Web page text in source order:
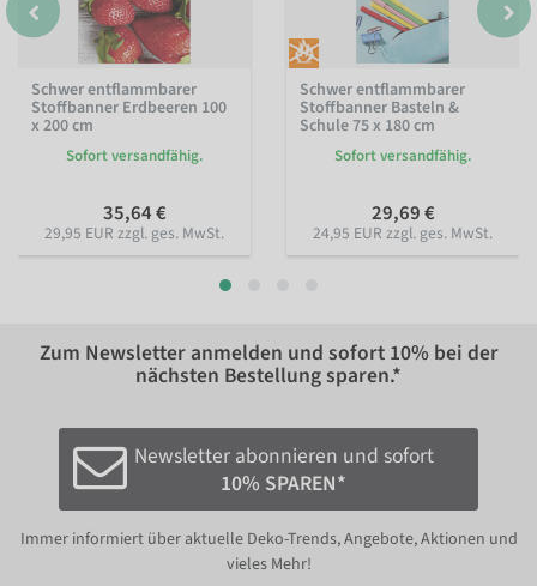
Schwer entflammbarer
Stoffbanner Erdbeeren 100
x 200 cm
Sofort versandfähig.
35,64 €
29,95 EUR zzgl. ges. MwSt.
Schwer entflammbarer
Stoffbanner Basteln &
Schule 75 x 180 cm
Sofort versandfähig.
29,69 €
24,95 EUR zzgl. ges. MwSt.
Zum Newsletter anmelden und sofort 10% bei der
nächsten Bestellung sparen.*
Newsletter abonnieren und sofort
10% SPAREN*
Immer informiert über aktuelle Deko-Trends, Angebote, Aktionen und
vieles Mehr!